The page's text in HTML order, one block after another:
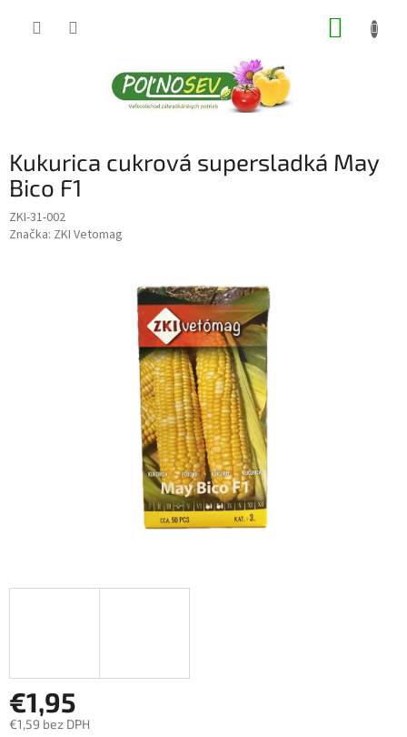
Kukurica cukrová supersladká May
Bico F1
ZKI-31-002
Značka: ZKI Vetomag
€1,95
€1,59 bez DPH